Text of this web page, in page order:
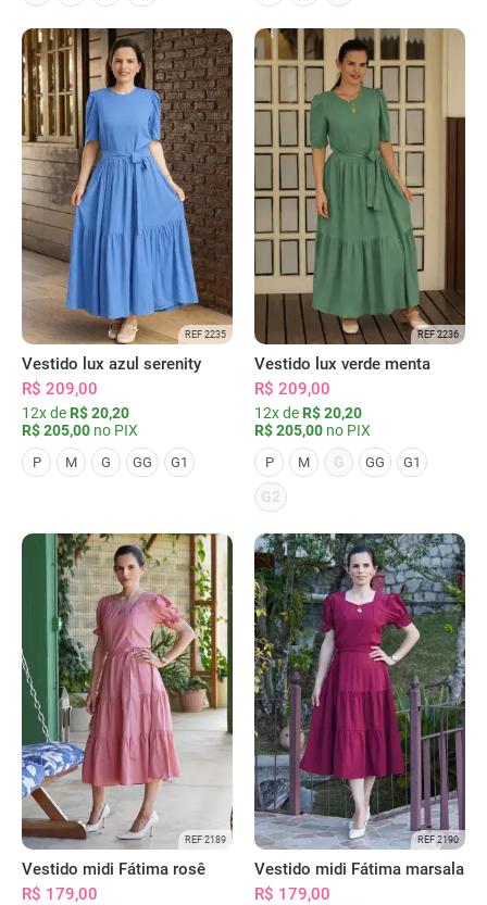
REF 2235
Vestido lux azul serenity
R$ 209,00
12x de R$ 20,20
R$ 205,00 no PIX
P M G GG G1
REF 2236
Vestido lux verde menta
R$ 209,00
12x de R$ 20,20
R$ 205,00 no PIX
P M G GG G1
G2
REF 2189
Vestido midi Fátima rosê
R$ 179,00
REF 2190
Vestido midi Fátima marsala
R$ 179,00